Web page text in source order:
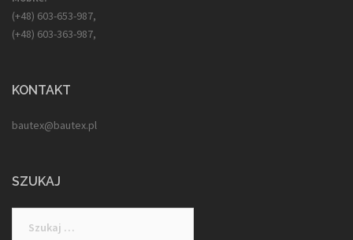
(+48) 603-653-987,
(+48) 603-363-987,
KONTAKT
bautex@bautex.pl
SZUKAJ